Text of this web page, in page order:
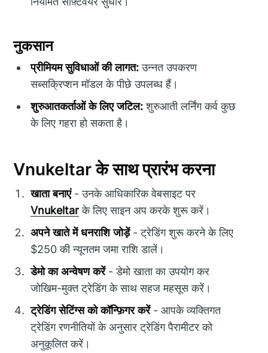
नुकसान
प्रीमियम सुविधाओं की लागत:उन्नत उपकरण
सब्सक्रिप्शन मॉडल के पीछे उपलब्ध हैं।
शुरुआतकर्ताओं के लिए जटिल:शुरुआती लर्निंग कर्व कुछ
के लिए गहरा हो सकता है।
Vnukeltar के साथ प्रारंभ करना
खाता बनाएं- उनके आधिकारिक वेबसाइट पर
Vnukeltarके लिए साइन अप करके शुरू करें।
अपने खाते में धनराशि जोड़ें- ट्रेडिंग शुरू करने के लिए
$250 की न्यूनतम जमा राशि डालें।
डेमो का अन्वेषण करें- डेमो खाता का उपयोग कर
जोखिम-मुक्त ट्रेडिंग के साथ सहज महसूस करें।
ट्रेडिंग सेटिंग्स को कॉन्फ़िगर करें- आपके व्यक्तिगत
ट्रेडिंग रणनीतियों के अनुसार ट्रेडिंग पैरामीटर को
अनुकूलित करें।